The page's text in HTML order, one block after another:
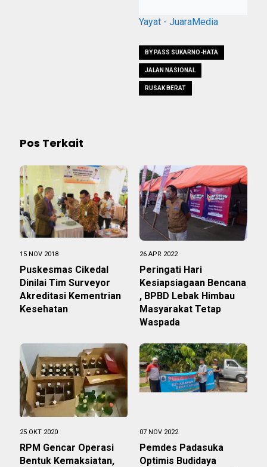
Yayat - JuaraMedia
BY PASS SUKARNO-HATA
JALAN NASIONAL
RUSAK BERAT
Pos Terkait
15 NOV 2018
Puskesmas Cikedal
Dinilai Tim Surveyor
Akreditasi Kementrian
Kesehatan
26 APR 2022
Peringati Hari
Kesiapsiagaan Bencana
, BPBD Lebak Himbau
Masyarakat Tetap
Waspada
25 OKT 2020
RPM Gencar Operasi
Bentuk Kemaksiatan,
07 NOV 2022
Pemdes Padasuka
Optimis Budidaya